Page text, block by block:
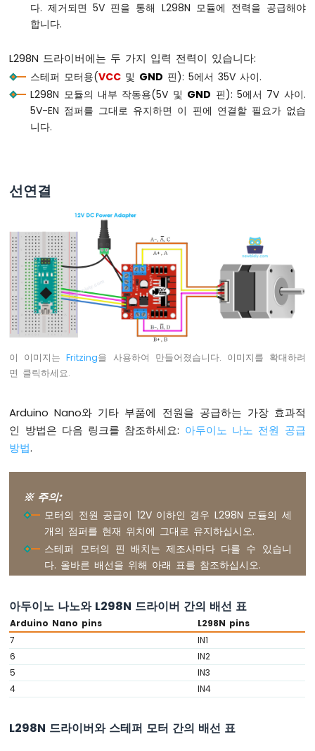
나
노
-
버
이
노
-
버
튼
-
릴
레
이
두
이
노
-
버
-
두
노
나
노
-
버
튼
-
모
다. 제거되면 5V 핀을 통해 L298N 모듈에 전력을 공급해야
합니다.
L298N 드라이버에는 두 가지 입력 전력이 있습니다:
스테퍼 모터용(VCC 및 GND 핀): 5에서 35V 사이.
L298N 모듈의 내부 작동용(5V 및 GND 핀): 5에서 7V 사이.
5V-EN 점퍼를 그대로 유지하면 이 핀에 연결할 필요가 없습
니다.
선연결
이 이미지는Fritzing을 사용하여 만들어졌습니다. 이미지를 확대하려
면 클릭하세요.
Arduino Nano와 기타 부품에 전원을 공급하는 가장 효과적
인 방법은 다음 링크를 참조하세요: 아두이노 나노 전원 공급
방법.
※ 주의:
모터의 전원 공급이 12V 이하인 경우 L298N 모듈의 세
개의 점퍼를 현재 위치에 그대로 유지하십시오.
스테퍼 모터의 핀 배치는 제조사마다 다를 수 있습니
다. 올바른 배선을 위해 아래 표를 참조하십시오.
아두이노 나노와 L298N 드라이버 간의 배선 표
Arduino Nano pins
L298N pins
7
IN1
6
IN2
5
IN3
4
IN4
L298N 드라이버와 스테퍼 모터 간의 배선 표